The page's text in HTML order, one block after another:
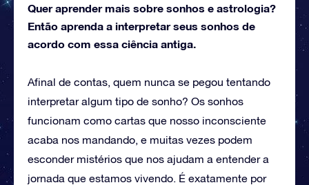
Quer aprender mais sobre sonhos e astrologia?
Então aprenda a interpretar seus sonhos de
acordo com essa ciência antiga.
Afinal de contas, quem nunca se pegou tentando
interpretar algum tipo de sonho? Os sonhos
funcionam como cartas que nosso inconsciente
acaba nos mandando, e muitas vezes podem
esconder mistérios que nos ajudam a entender a
jornada que estamos vivendo. É exatamente por